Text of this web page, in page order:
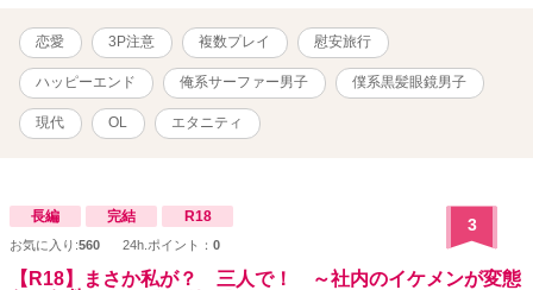
恋愛 3P注意 複数プレイ 慰安旅行
ハッピーエンド 俺系サーファー男子 僕系黒髪眼鏡男子
現代 OL エタニティ
長編 完結 R18
お気に入り:560 24h.ポイント： 0
3
【R18】まさか私が？ 三人で！ ～社内のイケメンが変態